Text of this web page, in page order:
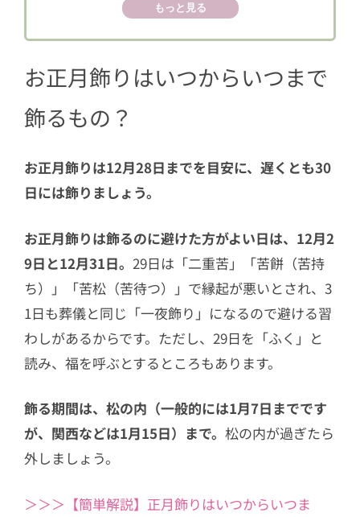
門松の置物
3セリアで買えるお正月飾り
3.1 獅子舞の置物
4ひとつひとつに意味がある。日本の伝統
「お正月飾り」
もっと見る
お正月飾りはいつからいつまで
飾るもの？
お正月飾りは12月28日までを目安に、遅くとも30
日には飾りましょう。
お正月飾りは飾るのに避けた方がよい日は、12月2
9日と12月31日。 29日は「二重苦」「苦餅（苦持
ち）」「苦松（苦待つ）」で縁起が悪いとされ、3
1日も葬儀と同じ「一夜飾り」になるので避ける習
わしがあるからです。ただし、29日を「ふく」と
読み、福を呼ぶとするところもあります。
飾る期間は、松の内（一般的には1月7日までです
が、関西などは1月15日）まで。 松の内が過ぎたら
外しましょう。
＞＞＞【簡単解説】正月飾りはいつからいつま